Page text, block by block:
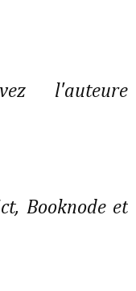
l'auteure
Booknode et